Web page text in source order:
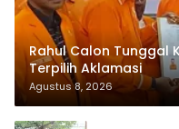
Rahul Calon Tunggal
Terpilih Aklamasi
Agustus 8, 2026